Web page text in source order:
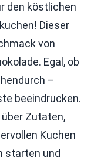
den köstlichen
Dieser
von
Egal, ob
–
beeindrucken.
Zutaten,
Kuchen
starten und